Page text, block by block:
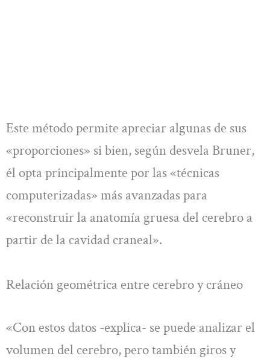
Este método permite apreciar algunas de sus
«proporciones» si bien, según desvela Bruner,
él opta principalmente por las «técnicas
computerizadas» más avanzadas para
«reconstruir la anatomía gruesa del cerebro a
partir de la cavidad craneal».
Relación geométrica entre cerebro y cráneo
«Con estos datos -explica- se puede analizar el
volumen del cerebro, pero también giros y